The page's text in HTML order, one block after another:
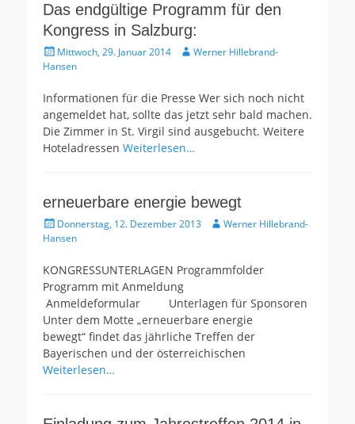
Das endgültige Programm für den
Kongress in Salzburg:
Gepostet
am
Mittwoch, 29. Januar 2014 AutorWerner Hillebrand-
Hansen
Informationen für die Presse Wer sich noch nicht
angemeldet hat, sollte das jetzt sehr bald machen.
Die Zimmer in St. Virgil sind ausgebucht. Weitere
Hoteladressen Weiterlesen…
erneuerbare energie bewegt
Gepostet
am
Donnerstag, 12. Dezember 2013 AutorWerner Hillebrand-
Hansen
KONGRESSUNTERLAGEN Programmfolder
Programm mit Anmeldung
Anmeldeformular Unterlagen für Sponsoren
Unter dem Motte „erneuerbare energie
bewegt“ findet das jährliche Treffen der
Bayerischen und der österreichischen
Weiterlesen…